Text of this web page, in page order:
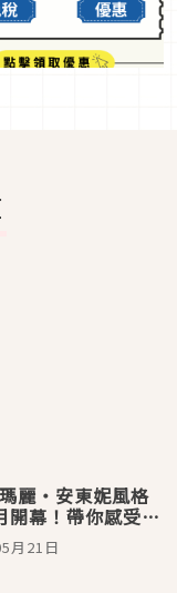
麗・安東妮風格
開幕！帶你感受凡
時代的華麗時尚
月21日